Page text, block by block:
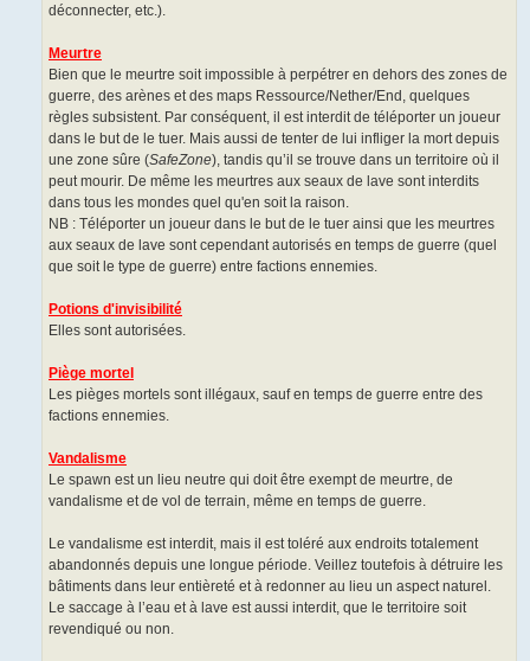
déconnecter, etc.).
Meurtre
Bien que le meurtre soit impossible à perpétrer en dehors des zones de
guerre, des arènes et des maps Ressource/Nether/End, quelques
règles subsistent. Par conséquent, il est interdit de téléporter un joueur
dans le but de le tuer. Mais aussi de tenter de lui infliger la mort depuis
une zone sûre (SafeZone), tandis qu’il se trouve dans un territoire où il
peut mourir. De même les meurtres aux seaux de lave sont interdits
dans tous les mondes quel qu'en soit la raison.
NB : Téléporter un joueur dans le but de le tuer ainsi que les meurtres
aux seaux de lave sont cependant autorisés en temps de guerre (quel
que soit le type de guerre) entre factions ennemies.
Potions d'invisibilité
Elles sont autorisées.
Piège mortel
Les pièges mortels sont illégaux, sauf en temps de guerre entre des
factions ennemies.
Vandalisme
Le spawn est un lieu neutre qui doit être exempt de meurtre, de
vandalisme et de vol de terrain, même en temps de guerre.
Le vandalisme est interdit, mais il est toléré aux endroits totalement
abandonnés depuis une longue période. Veillez toutefois à détruire les
bâtiments dans leur entièreté et à redonner au lieu un aspect naturel.
Le saccage à l’eau et à lave est aussi interdit, que le territoire soit
revendiqué ou non.